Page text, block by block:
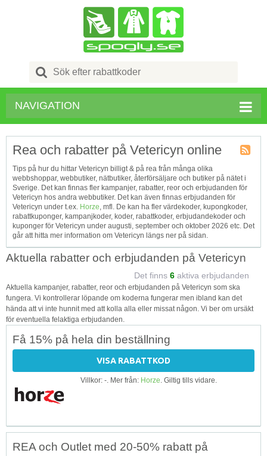
Search
for:
NAVIGATION
Tagg
RSS
Rea och rabatter på Vetericyn online
Tips på hur du hittar Vetericyn billigt & på rea från många olika
webbshoppar, webbutiker, nätbutiker, återförsäljare och butiker på nätet i
Sverige. Det kan finnas fler kampanjer, rabatter, reor och erbjudanden för
Vetericyn hos andra webbutiker. Det kan även finnas erbjudanden för
Vetericyn under t.ex. Horze, mfl. De kan ha fler värdekoder, kupongkoder,
rabattkuponger, kampanjkoder, koder, rabattkoder, erbjudandekoder och
kuponger för Vetericyn under augusti, september och oktober 2026 etc. Det
går att hitta mer information om Vetericyn längs ner på sidan.
Aktuella rabatter och erbjudanden på Vetericyn
Det finns 6 aktiva erbjudanden
Aktuella kampanjer, rabatter, reor och erbjudanden på Vetericyn som ska
fungera. Vi kontrollerar löpande om koderna fungerar men ibland kan det
hända att vi inte hunnit med att kolla alla eller missat någon. Vi ber om ursäkt
för eventuella felaktiga erbjudanden.
Få 15% på hela din beställning
VISA RABATTKOD
Villkor: -. Mer från: Horze. Giltig tills vidare.
REA och Outlet med 20-50% rabatt på